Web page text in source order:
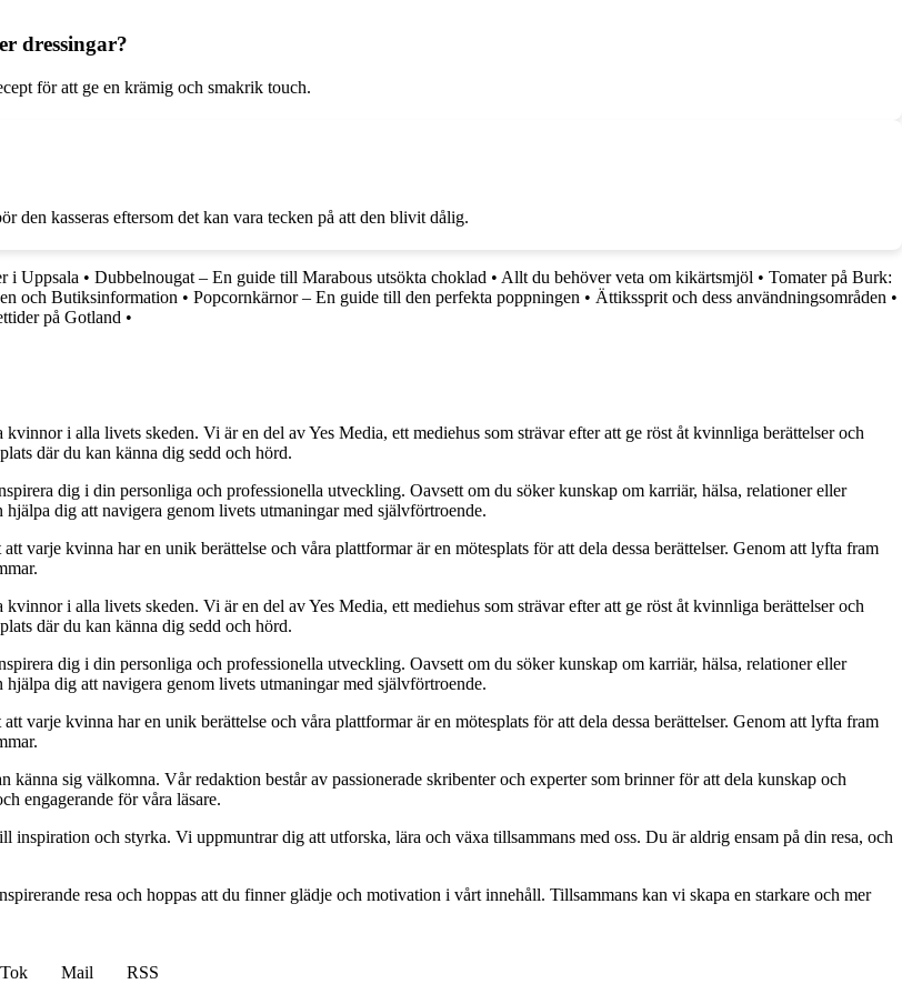
dressingar?
för att ge en krämig och smakrik touch.
den kasseras eftersom det kan vara tecken på att den blivit dålig.
i Uppsala • Dubbelnougat – En guide till Marabous utsökta choklad • Allt du behöver veta om kikärtsmjöl • Tomater på Burk:
och Butiksinformation • Popcornkärnor – En guide till den perfekta poppningen • Ättikssprit och dess användningsområden •
på Gotland •
i alla livets skeden. Vi är en del av Yes Media, ett mediehus som strävar efter att ge röst åt kvinnliga berättelser och
där du kan känna dig sedd och hörd.
dig i din personliga och professionella utveckling. Oavsett om du söker kunskap om karriär, hälsa, relationer eller
dig att navigera genom livets utmaningar med självförtroende.
kvinna har en unik berättelse och våra plattformar är en mötesplats för att dela dessa berättelser. Genom att lyfta fram
i alla livets skeden. Vi är en del av Yes Media, ett mediehus som strävar efter att ge röst åt kvinnliga berättelser och
där du kan känna dig sedd och hörd.
dig i din personliga och professionella utveckling. Oavsett om du söker kunskap om karriär, hälsa, relationer eller
dig att navigera genom livets utmaningar med självförtroende.
kvinna har en unik berättelse och våra plattformar är en mötesplats för att dela dessa berättelser. Genom att lyfta fram
sig välkomna. Vår redaktion består av passionerade skribenter och experter som brinner för att dela kunskap och
engagerande för våra läsare.
och styrka. Vi uppmuntrar dig att utforska, lära och växa tillsammans med oss. Du är aldrig ensam på din resa, och
resa och hoppas att du finner glädje och motivation i vårt innehåll. Tillsammans kan vi skapa en starkare och mer
Mail
RSS